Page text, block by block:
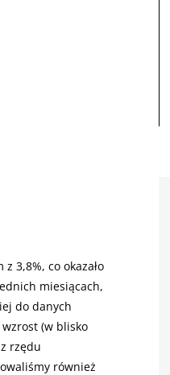
3,8%, co okazało
miesiącach,
do danych
(w blisko
rzędu
również